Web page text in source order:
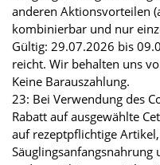
anderen Aktionsvorteilen
kombinierbar und nur
Gültig: 29.07.2026 bis
reicht. Wir behalten uns
Keine Barauszahlung.
23: Bei Verwendung des
Rabatt auf ausgewählte
auf rezeptpflichtige